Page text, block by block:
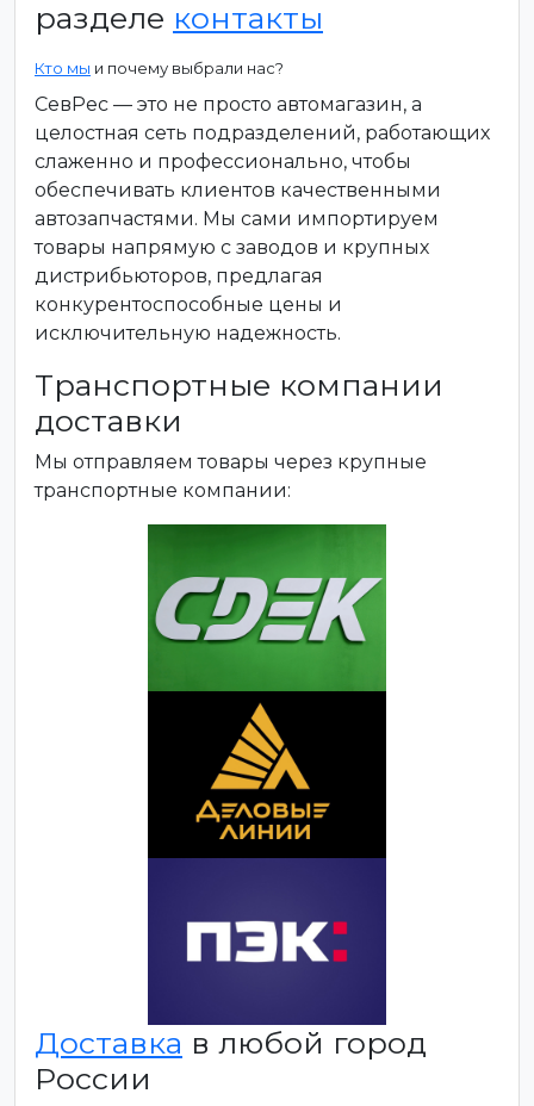
разделе контакты
Кто мы и почему выбрали нас?
СевРес — это не просто автомагазин, а
целостная сеть подразделений, работающих
слаженно и профессионально, чтобы
обеспечивать клиентов качественными
автозапчастями. Мы сами импортируем
товары напрямую с заводов и крупных
дистрибьюторов, предлагая
конкурентоспособные цены и
исключительную надежность.
Транспортные компании
доставки
Мы отправляем товары через крупные
транспортные компании:
Доставка в любой город
России